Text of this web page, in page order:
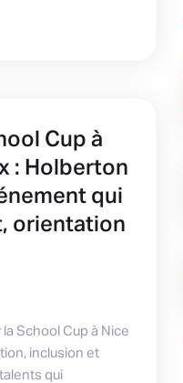
Cup à
: Holberton
qui
orientation
School Cup à Nice
inclusion et
qui